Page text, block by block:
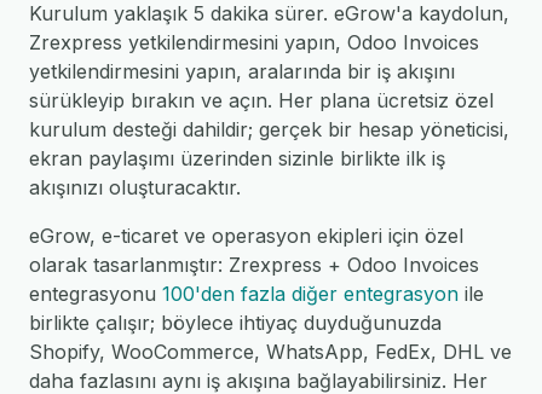
Kurulum yaklaşık 5 dakika sürer. eGrow'a kaydolun,
Zrexpress yetkilendirmesini yapın, Odoo Invoices
yetkilendirmesini yapın, aralarında bir iş akışını
sürükleyip bırakın ve açın. Her plana ücretsiz özel
kurulum desteği dahildir; gerçek bir hesap yöneticisi,
ekran paylaşımı üzerinden sizinle birlikte ilk iş
akışınızı oluşturacaktır.
eGrow, e-ticaret ve operasyon ekipleri için özel
olarak tasarlanmıştır: Zrexpress + Odoo Invoices
entegrasyonu 100'den fazla diğer entegrasyon ile
birlikte çalışır; böylece ihtiyaç duyduğunuzda
Shopify, WooCommerce, WhatsApp, FedEx, DHL ve
daha fazlasını aynı iş akışına bağlayabilirsiniz. Her